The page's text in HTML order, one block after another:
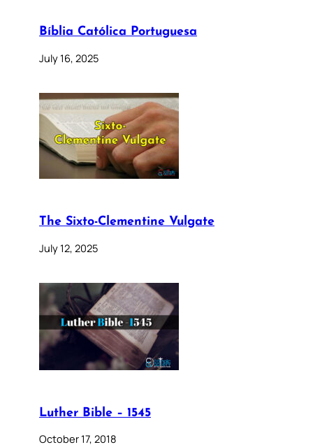
Bíblia Católica Portuguesa
July 16, 2025
The Sixto-Clementine Vulgate
July 12, 2025
Luther Bible – 1545
October 17, 2018